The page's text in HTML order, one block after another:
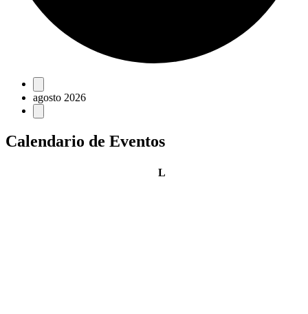
Eventos
agosto 2026
Calendario de Eventos
Llunes